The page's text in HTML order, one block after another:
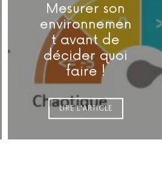
Mesurer son
environnemen
t avant de
décider quoi
faire !
LIRE L'ARTICLE